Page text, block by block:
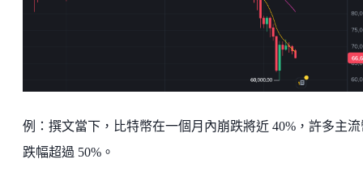
例：撰文當下，比特幣在一個月內崩跌將近 40%，許多主流
跌幅超過 50%。